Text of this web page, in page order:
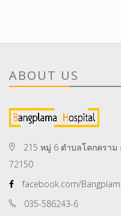
ABOUT US
215 หมู่ 6 ตำบลโคกครา
72150
facebook.com/
035-586243-6